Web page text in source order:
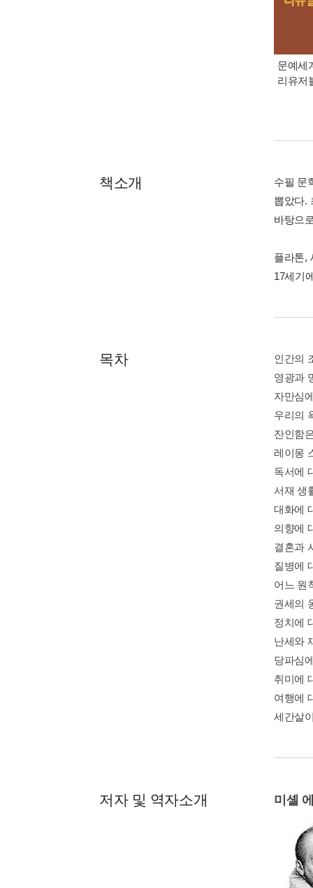
문예세
리유저
책소개
수필 문
뽑았다.
바탕으
플라톤,
17세기
목차
인간의
영광과
자만심
우리의
잔인함
레이몽
독서에
서재 생
대화에
의향에
결혼과
질병에
어느 원
권세의
정치에
난세와
당파심
취미에
여행에
세간살
저자 및 역자소개 미셸